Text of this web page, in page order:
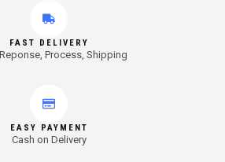
FAST DELIVERY
Process, Shipping
EASY PAYMENT
Cash on Delivery